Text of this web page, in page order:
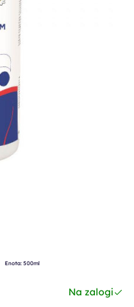
Enota: 500ml
Na zalogi